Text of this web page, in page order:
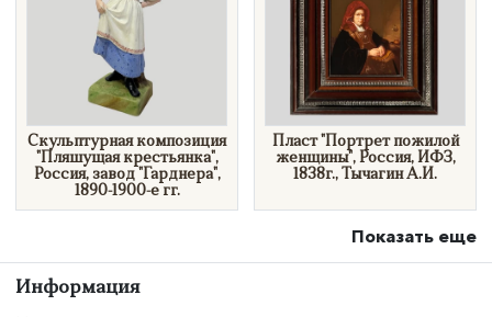
Скульптурная композиция
"Пляшущая крестьянка",
Россия, завод "Гарднера",
1890-1900-е гг.
Пласт "Портрет пожилой
женщины", Россия, ИФЗ,
1838г., Тычагин А.И.
Показать еще
Информация